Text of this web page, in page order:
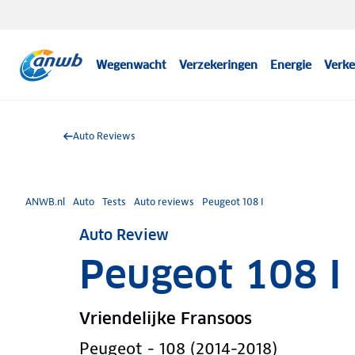
Wegenwacht Verzekeringen Energie
Auto Reviews
ANWB.nl Auto Tests Auto reviews Peugeot 108 I
Auto Review
Peugeot 108 I
Vriendelijke Fransoos
Peugeot - 108 (2014-2018)